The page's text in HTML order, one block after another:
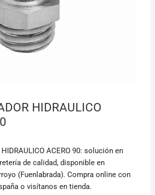
HIDRAULICO
HIDRAULICO ACERO 90: solución en
de calidad, disponible en
(Fuenlabrada). Compra online con
o visítanos en tienda.
virtual de Ferretería El Arroyo.
y te ayudo a encontrarlo,
el nombre exacto